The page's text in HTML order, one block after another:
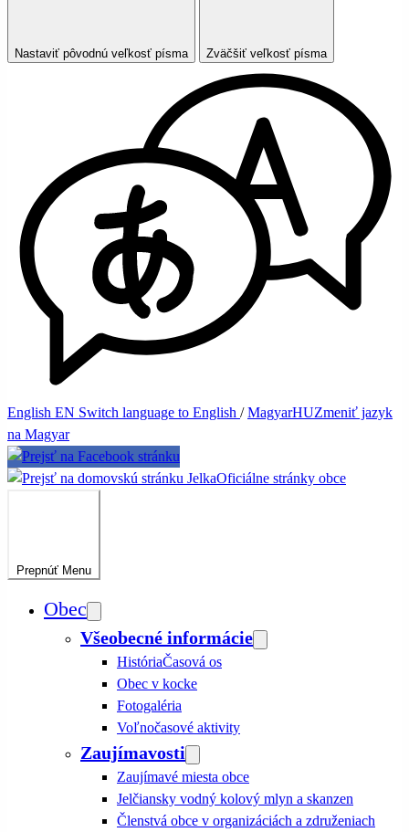
Nastaviť pôvodnú veľkosť písma Zväčšiť veľkosť písma
English EN Switch language to English /MagyarHUZmeniť jazyk
na Magyar
JelkaOficiálne stránky obce
Prepnúť Menu
Obec
Všeobecné informácie
HistóriaČasová os
Obec v kocke
Fotogaléria
Voľnočasové aktivity
Zaujímavosti
Zaujímavé miesta obce
Jelčiansky vodný kolový mlyn a skanzen
Členstvá obce v organizáciách a združeniach